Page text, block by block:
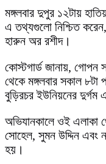
মঙ্গলবার দুপুর ১২টায়
এ তথ্যগুলো নিশ্চিত করেন,
হারুন অর রশীদ।
কোস্টগার্ড জানায়, গোপন
থেকে মঙ্গলবার সকাল ৮টা
বুড়িরচর ইউনিয়নের দুর্গম
অভিযানকালে ওই এলাকা
সোহেল, সুমন উদ্দিন এবং
হয়।